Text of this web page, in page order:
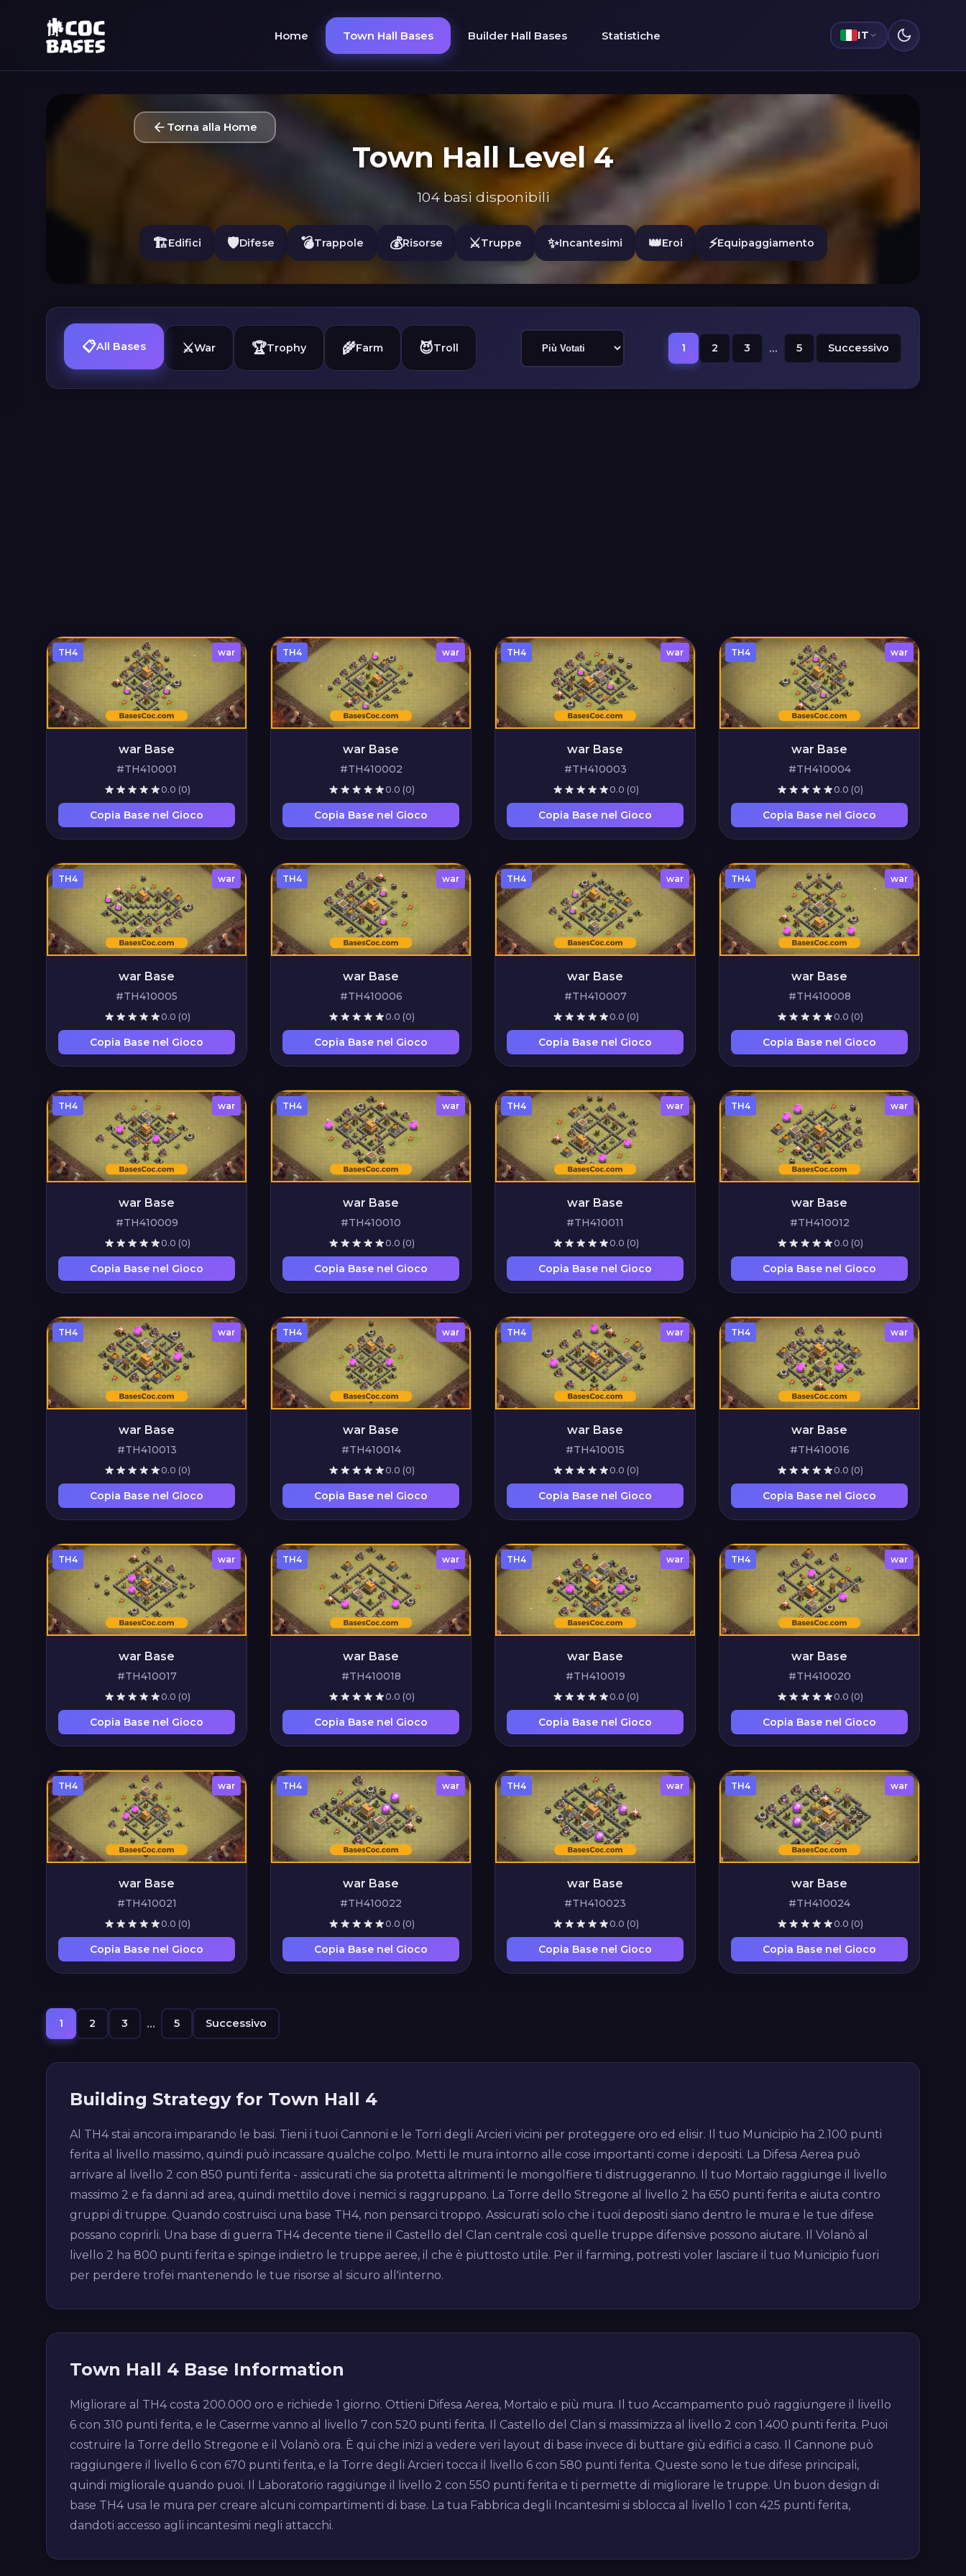
Home Town Hall Bases Builder Hall Bases Statistiche IT
Torna alla Home
Town Hall Level 4
104 basi disponibili
🏗️Edifici 🛡️Difese 💣Trappole 💰Risorse ⚔️Truppe ✨Incantesimi 👑Eroi ⚡Equipaggiamento
📋All Bases ⚔️War 🏆Trophy 🌾Farm 😈Troll 1 2 3 ... 5 Successivo
TH4 war
war Base
#TH410001
0.0 (0)
Copia Base nel Gioco
TH4 war
war Base
#TH410002
0.0 (0)
Copia Base nel Gioco
TH4 war
war Base
#TH410003
0.0 (0)
Copia Base nel Gioco
TH4 war
war Base
#TH410004
0.0 (0)
Copia Base nel Gioco
TH4 war
war Base
#TH410005
0.0 (0)
Copia Base nel Gioco
TH4 war
war Base
#TH410006
0.0 (0)
Copia Base nel Gioco
TH4 war
war Base
#TH410007
0.0 (0)
Copia Base nel Gioco
TH4 war
war Base
#TH410008
0.0 (0)
Copia Base nel Gioco
TH4 war
war Base
#TH410009
0.0 (0)
Copia Base nel Gioco
TH4 war
war Base
#TH410010
0.0 (0)
Copia Base nel Gioco
TH4 war
war Base
#TH410011
0.0 (0)
Copia Base nel Gioco
TH4 war
war Base
#TH410012
0.0 (0)
Copia Base nel Gioco
TH4 war
war Base
#TH410013
0.0 (0)
Copia Base nel Gioco
TH4 war
war Base
#TH410014
0.0 (0)
Copia Base nel Gioco
TH4 war
war Base
#TH410015
0.0 (0)
Copia Base nel Gioco
TH4 war
war Base
#TH410016
0.0 (0)
Copia Base nel Gioco
TH4 war
war Base
#TH410017
0.0 (0)
Copia Base nel Gioco
TH4 war
war Base
#TH410018
0.0 (0)
Copia Base nel Gioco
TH4 war
war Base
#TH410019
0.0 (0)
Copia Base nel Gioco
TH4 war
war Base
#TH410020
0.0 (0)
Copia Base nel Gioco
TH4 war
war Base
#TH410021
0.0 (0)
Copia Base nel Gioco
TH4 war
war Base
#TH410022
0.0 (0)
Copia Base nel Gioco
TH4 war
war Base
#TH410023
0.0 (0)
Copia Base nel Gioco
TH4 war
war Base
#TH410024
0.0 (0)
Copia Base nel Gioco
1 2 3 ... 5 Successivo
Building Strategy for Town Hall 4
Al TH4 stai ancora imparando le basi. Tieni i tuoi Cannoni e le Torri degli Arcieri vicini per proteggere oro ed elisir. Il tuo Municipio ha 2.100 punti
ferita al livello massimo, quindi può incassare qualche colpo. Metti le mura intorno alle cose importanti come i depositi. La Difesa Aerea può
arrivare al livello 2 con 850 punti ferita - assicurati che sia protetta altrimenti le mongolfiere ti distruggeranno. Il tuo Mortaio raggiunge il livello
massimo 2 e fa danni ad area, quindi mettilo dove i nemici si raggruppano. La Torre dello Stregone al livello 2 ha 650 punti ferita e aiuta contro
gruppi di truppe. Quando costruisci una base TH4, non pensarci troppo. Assicurati solo che i tuoi depositi siano dentro le mura e le tue difese
possano coprirli. Una base di guerra TH4 decente tiene il Castello del Clan centrale così quelle truppe difensive possono aiutare. Il Volanò al
livello 2 ha 800 punti ferita e spinge indietro le truppe aeree, il che è piuttosto utile. Per il farming, potresti voler lasciare il tuo Municipio fuori
per perdere trofei mantenendo le tue risorse al sicuro all'interno.
Town Hall 4 Base Information
Migliorare al TH4 costa 200.000 oro e richiede 1 giorno. Ottieni Difesa Aerea, Mortaio e più mura. Il tuo Accampamento può raggiungere il livello
6 con 310 punti ferita, e le Caserme vanno al livello 7 con 520 punti ferita. Il Castello del Clan si massimizza al livello 2 con 1.400 punti ferita. Puoi
costruire la Torre dello Stregone e il Volanò ora. È qui che inizi a vedere veri layout di base invece di buttare giù edifici a caso. Il Cannone può
raggiungere il livello 6 con 670 punti ferita, e la Torre degli Arcieri tocca il livello 6 con 580 punti ferita. Queste sono le tue difese principali,
quindi migliorale quando puoi. Il Laboratorio raggiunge il livello 2 con 550 punti ferita e ti permette di migliorare le truppe. Un buon design di
base TH4 usa le mura per creare alcuni compartimenti di base. La tua Fabbrica degli Incantesimi si sblocca al livello 1 con 425 punti ferita,
dandoti accesso agli incantesimi negli attacchi.